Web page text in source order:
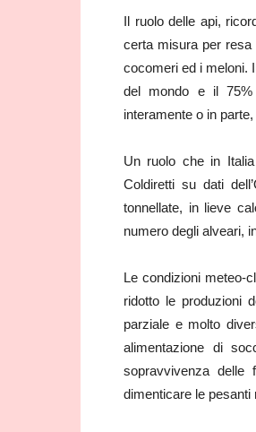
Il ruolo delle api,
certa misura per resa
cocomeri ed i meloni.
del mondo e il 75%
interamente o in
Un ruolo che in
Coldiretti su dati
tonnellate, in lieve
numero degli alveari,
Le condizioni meteo-
ridotto le produzioni
parziale e molto
alimentazione di
sopravvivenza delle
dimenticare le pesanti